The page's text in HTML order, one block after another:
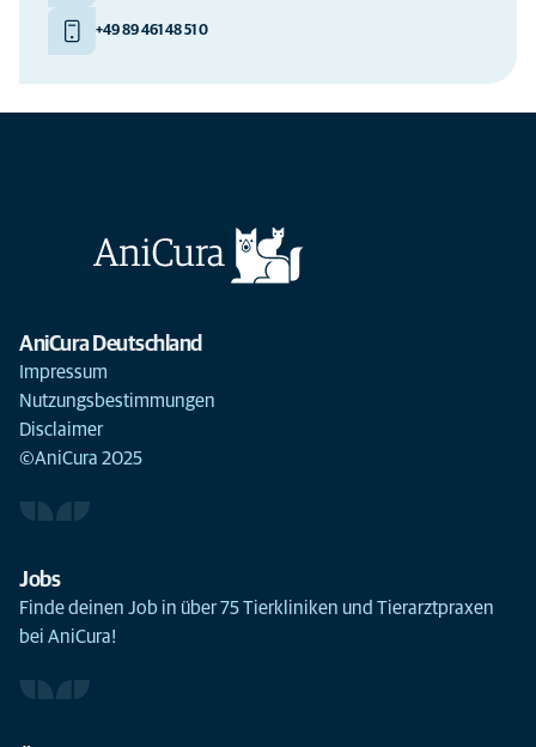
+49 89 461 48 51 0
AniCura Deutschland
Impressum
Nutzungsbestimmungen
Disclaimer
©AniCura 2025
Jobs
Finde deinen Job in über 75 Tierkliniken und Tierarztpraxen
bei AniCura!